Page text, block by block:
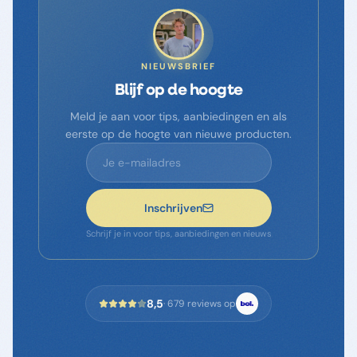
NIEUWSBRIEF
Blijf op de hoogte
Meld je aan voor tips, aanbiedingen en als
eerste op de hoogte van nieuwe producten.
Inschrijven
Schrijf je in voor tips, aanbiedingen en nieuws
8,5·679 reviews op